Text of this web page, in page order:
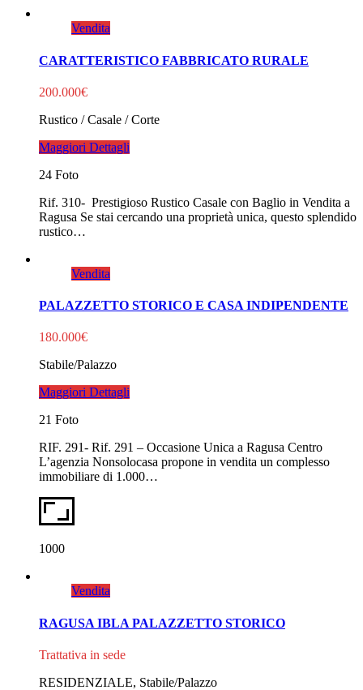
Vendita
CARATTERISTICO FABBRICATO RURALE
200.000€
Rustico / Casale / Corte
Maggiori Dettagli
24 Foto
Rif. 310- Prestigioso Rustico Casale con Baglio in Vendita a
Ragusa Se stai cercando una proprietà unica, questo splendido
rustico…
Vendita
PALAZZETTO STORICO E CASA INDIPENDENTE
180.000€
Stabile/Palazzo
Maggiori Dettagli
21 Foto
RIF. 291- Rif. 291 – Occasione Unica a Ragusa Centro
L’agenzia Nonsolocasa propone in vendita un complesso
immobiliare di 1.000…
1000
Vendita
RAGUSA IBLA PALAZZETTO STORICO
Trattativa in sede
RESIDENZIALE, Stabile/Palazzo